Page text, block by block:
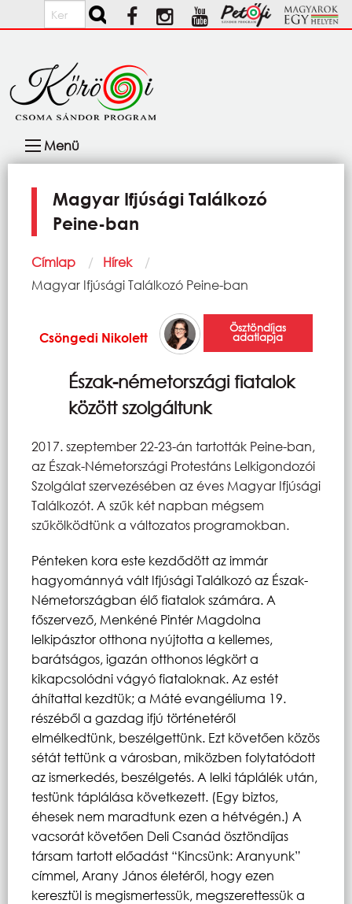
Ugrás a tartalomra
Keresés
navigáció
Menü
Magyar Ifjúsági Találkozó
Peine-ban
Morzsa
Címlap
Hírek
Current:
Magyar Ifjúsági Találkozó Peine-ban
Csöngedi Nikolett
Ösztöndíjas
adatlapja
Észak-németországi fiatalok
között szolgáltunk
2017. szeptember 22-23-án tartották Peine-ban,
az Észak-Németországi Protestáns Lelkigondozói
Szolgálat szervezésében az éves Magyar Ifjúsági
Találkozót. A szűk két napban mégsem
szűkölködtünk a változatos programokban.
Pénteken kora este kezdődött az immár
hagyománnyá vált Ifjúsági Találkozó az Észak-
Németországban élő fiatalok számára. A
főszervező, Menkéné Pintér Magdolna
lelkipásztor otthona nyújtotta a kellemes,
barátságos, igazán otthonos légkört a
kikapcsolódni vágyó fiataloknak. Az estét
áhítattal kezdtük; a Máté evangéliuma 19.
részéből a gazdag ifjú történetéről
elmélkedtünk, beszélgettünk. Ezt követően közös
sétát tettünk a városban, miközben folytatódott
az ismerkedés, beszélgetés. A lelki táplálék után,
testünk táplálása következett. (Egy biztos,
éhesek nem maradtunk ezen a hétvégén.) A
vacsorát követően Deli Csanád ösztöndíjas
társam tartott előadást “Kincsünk: Aranyunk”
címmel, Arany János életéről, hogy ezen
keresztül is megismertessük, megszerettessük a